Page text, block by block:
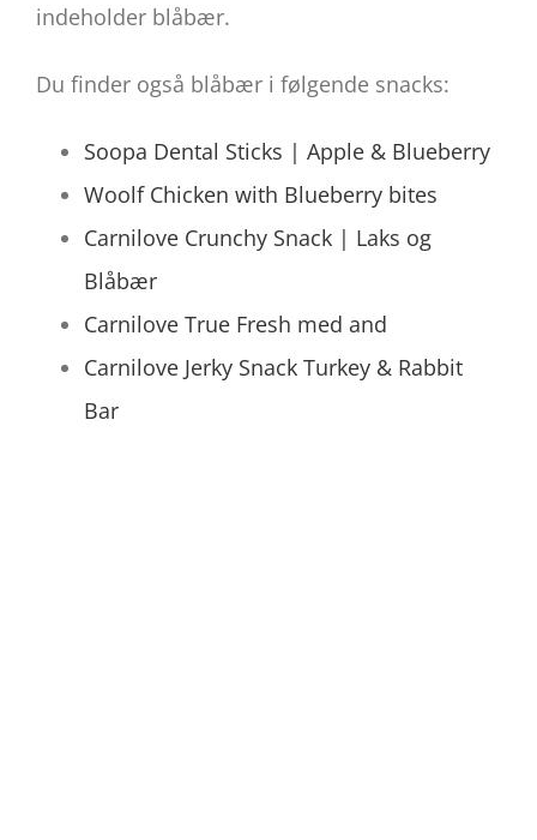
indeholder blåbær.
Du finder også blåbær i følgende snacks:
Soopa Dental Sticks | Apple & Blueberry
Woolf Chicken with Blueberry bites
Carnilove Crunchy Snack | Laks og
Blåbær
Carnilove True Fresh med and
Carnilove Jerky Snack Turkey & Rabbit
Bar